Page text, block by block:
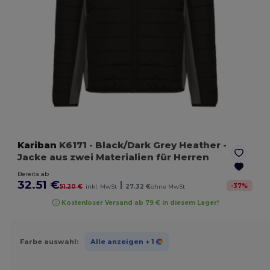
Kariban K6171 - Black/Dark Grey Heather -
Jacke aus zwei Materialien für Herren
Bereits ab
32.51 €51.20 € inkl. MwSt | 27.32 €ohne MwSt -37%
Kostenloser Versand ab 79 € in diesem Lager!
Farbe auswahl: Alle anzeigen + 1